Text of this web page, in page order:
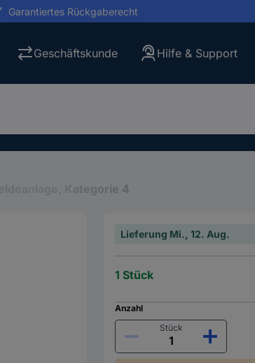
Garantiertes Rückgaberecht
Geschäftskunde Hilfe & Support
Kategorie 4
Lieferung Mi., 12. Aug.
1 Stück
Anzahl
Stück